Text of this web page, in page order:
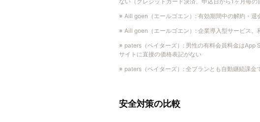
※ Aill goen（エールゴエン） : 有効期間中の解約・退
※ Aill goen（エールゴエン） : 企業導入型サービス。
※ paters（ペイターズ） : 男性の有料会員料金はApp
サイトに直接の価格表記がない
※ paters（ペイターズ） : 全プランとも自動継続課金
安全対策の比較